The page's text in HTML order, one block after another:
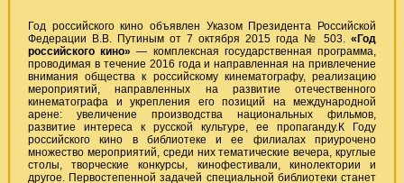
Год российского кино объявлен Указом Президента Российской
Федерации В.В. Путиным от 7 октября 2015 года № 503. «Год
российского кино» — комплексная государственная программа,
проводимая в течение 2016 года и направленная на привлечение
внимания общества к российскому кинематографу, реализацию
мероприятий, направленных на развитие отечественного
кинематографа и укрепления его позиций на международной
арене: увеличение производства национальных фильмов,
развитие интереса к русской культуре, ее пропаганду.К Году
российского кино в библиотеке и ее филиалах приурочено
множество мероприятий, среди них тематические вечера, круглые
столы, творческие конкурсы, кинофестивали, кинолектории и
другое. Первостепенной задачей специальной библиотеки станет